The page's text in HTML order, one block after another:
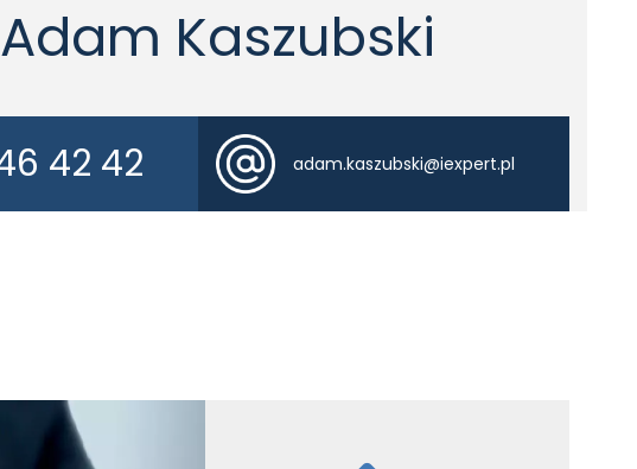
Adam Kaszubski
42 42 adam.kaszubski@iexpert.pl